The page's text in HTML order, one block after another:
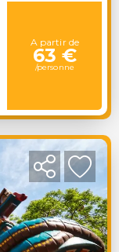
A partir de
63 €
/personne